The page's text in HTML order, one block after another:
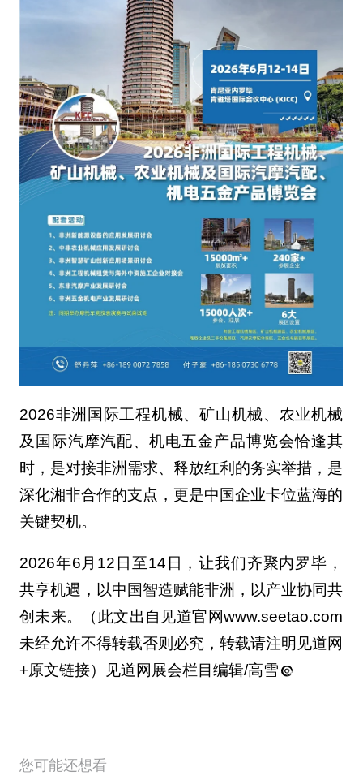
2026非洲国际工程机械、矿山机械、农业机械
及国际汽摩汽配、机电五金产品博览会恰逢其
时，是对接非洲需求、释放红利的务实举措，是
深化湘非合作的支点，更是中国企业卡位蓝海的
关键契机。
2026年6月12日至14日，让我们齐聚内罗毕，
共享机遇，以中国智造赋能非洲，以产业协同共
创未来。（此文出自见道官网www.seetao.com
未经允许不得转载否则必究，转载请注明见道网
+原文链接）见道网展会栏目编辑/高雪
您可能还想看